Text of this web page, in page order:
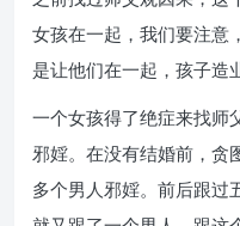
女孩在一起，我们要注意
是让他们在一起，孩子造
一个女孩得了绝症来找师
邪婬。在没有结婚前，贪
多个男人邪婬。前后跟过